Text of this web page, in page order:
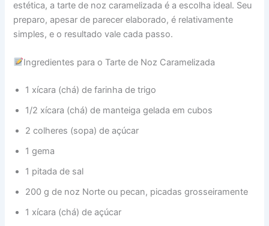
estética, a tarte de noz caramelizada é a escolha ideal. Seu
preparo, apesar de parecer elaborado, é relativamente
simples, e o resultado vale cada passo.
Ingredientes para o Tarte de Noz Caramelizada
1 xícara (chá) de farinha de trigo
1/2 xícara (chá) de manteiga gelada em cubos
2 colheres (sopa) de açúcar
1 gema
1 pitada de sal
200 g de noz Norte ou pecan, picadas grosseiramente
1 xícara (chá) de açúcar